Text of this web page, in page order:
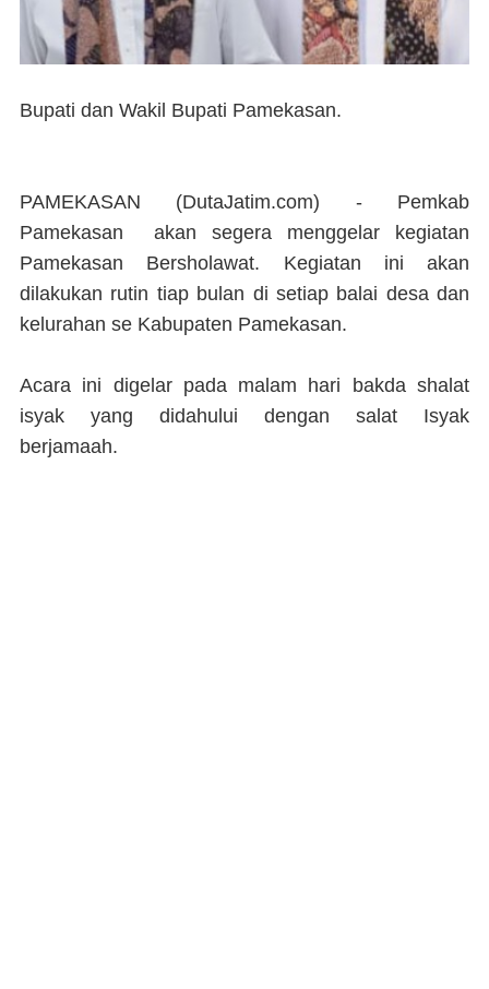
Bupati dan Wakil Bupati Pamekasan.
PAMEKASAN (DutaJatim.com) -Pemkab
Pamekasan akan segera menggelar kegiatan
Pamekasan Bersholawat. Kegiatan ini akan
dilakukan rutin tiap bulan di setiap balai desa dan
kelurahan se Kabupaten Pamekasan.
Acara ini digelar pada malam hari bakda shalat
isyak yang didahului dengan salat Isyak
berjamaah.